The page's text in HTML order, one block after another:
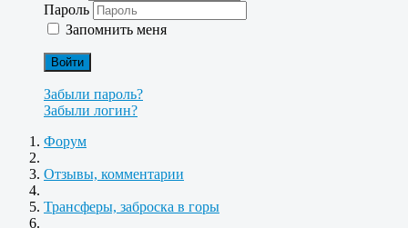
Пароль
Запомнить меня
Войти
Забыли пароль?
Забыли логин?
Форум
Отзывы, комментарии
Трансферы, заброска в горы